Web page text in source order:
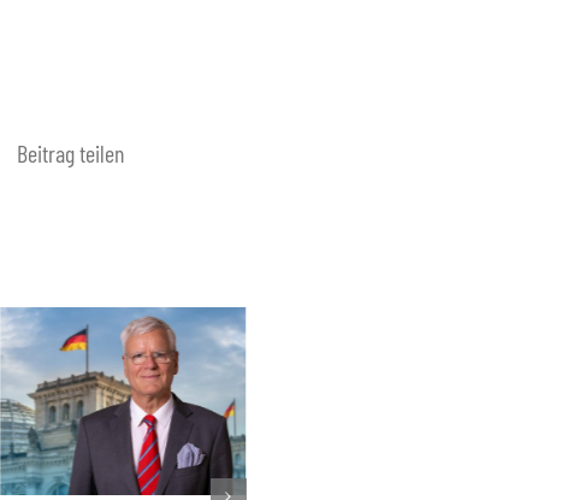
Beitrag teilen